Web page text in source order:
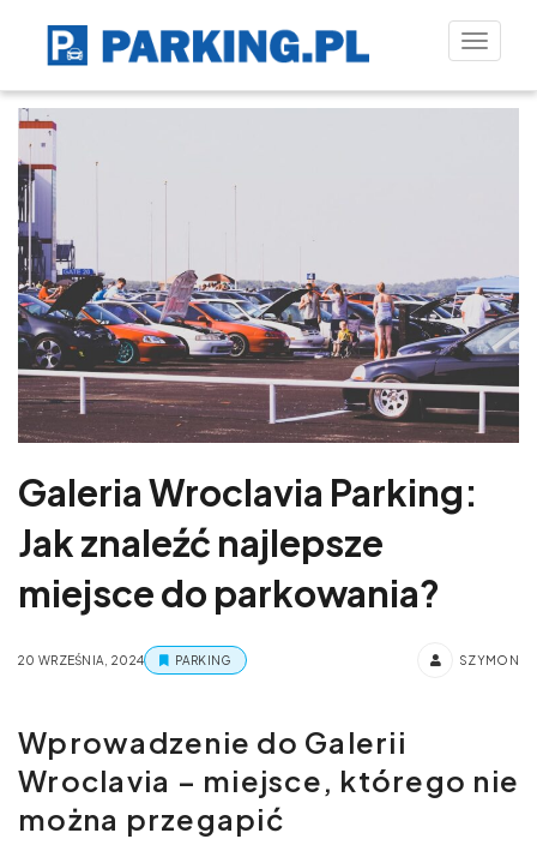
Toggle
Galeria Wroclavia Parking:
Jak znaleźć najlepsze
miejsce do parkowania?
20 WRZEŚNIA, 2024 PARKING SZYMON
Wprowadzenie do Galerii
Wroclavia – miejsce, którego nie
można przegapić